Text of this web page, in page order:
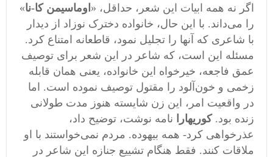
اگر نه همه ابیات این شعر، حداقل، « اوماسیمن کا-نا»
را می‌داند. با این حال، خانواده دخترک نوزاد از دیدار
با شاعری که آنها را تجلیل نمود، قاطعانه امتناع کرد.
مسئله این است، که شاعر در این شعر برای توصیف
عمق فاجعه، خیرخواه این خانواده، یعنی همان قابله
زخمی و خون‌آلود را مقتول توصیف نموده است. اما
در واقعیت امر، این زن شایسته هنوز مدت طولانی
زنده بود.کوریهارا
نامه نوشت، توضیح داد،
عذرخواهی کرد- همه بیهوده. مردم نمی‌خواستند با او
ملاقات کنند. فقط هنگام تشییع جنازه این شاعر در